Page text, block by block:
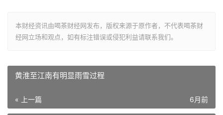
本财经资讯由喝茶财经网发布，版权来源于原作者，不代表喝茶财
经网立场和观点，如有标注错误或侵犯利益请联系我们。
黄淮至江南有明显雨雪过程
« 上一篇 6月前